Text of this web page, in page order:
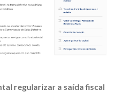
regularizar a saída fiscal